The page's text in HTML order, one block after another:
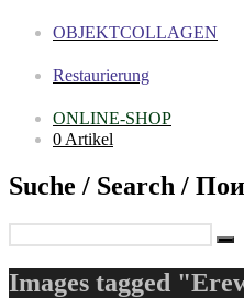
OBJEKTCOLLAGEN
Restaurierung
ONLINE-SHOP
0 Artikel
Suche / Search /
Images tagged